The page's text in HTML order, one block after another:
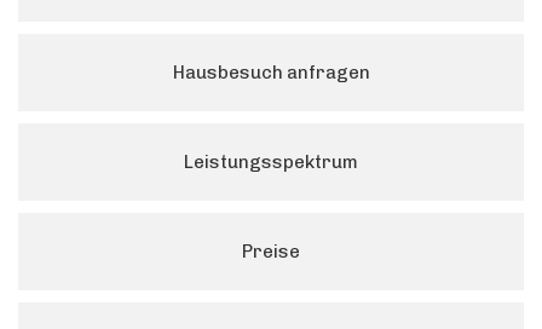
Hausbesuch anfragen
Leistungsspektrum
Preise